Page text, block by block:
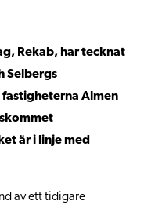
Rekab, har tecknat
Selbergs
fastigheterna Almen
är i linje med
av ett tidigare